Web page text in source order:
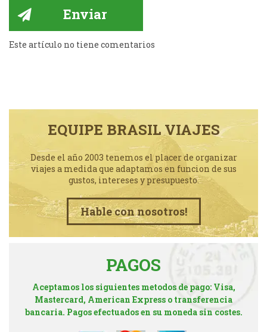
Este artículo no tiene comentarios
EQUIPE BRASIL VIAJES
Desde el año 2003 tenemos el placer de organizar
viajes a medida que adaptamos en funcion de sus
gustos, intereses y presupuesto.
Hable con nosotros!
PAGOS
Aceptamos los siguientes metodos de pago: Visa,
Mastercard, American Express o transferencia
bancaria. Pagos efectuados en su moneda sin costes.